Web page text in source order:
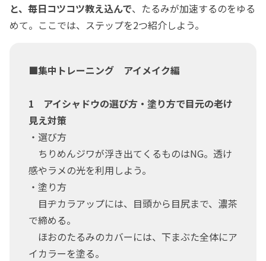
と、毎日コツコツ教え込んで、たるみが加速するのをゆる
めて。ここでは、ステップを2つ紹介しよう。
■集中トレーニング アイメイク編
1 アイシャドウの選び方・塗り方で目元の老け
見え対策
・選び方
ちりめんジワが浮き出てくるものはNG。透け
感やラメの光を利用しよう。
・塗り方
目ヂカラアップには、目頭から目尻まで、濃茶
で締める。
ほおのたるみのカバーには、下まぶた全体にア
イカラーを塗る。